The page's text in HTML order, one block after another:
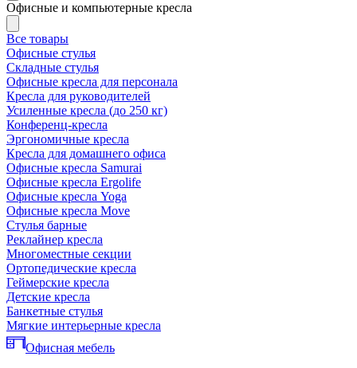
Офисные и компьютерные кресла
Все товары
Офисные стулья
Складные стулья
Офисные кресла для персонала
Кресла для руководителей
Усиленные кресла (до 250 кг)
Конференц-кресла
Эргономичные кресла
Кресла для домашнего офиса
Офисные кресла Samurai
Офисные кресла Ergolife
Офисные кресла Yoga
Офисные кресла Move
Стулья барные
Реклайнер кресла
Многоместные секции
Ортопедические кресла
Геймерские кресла
Детские кресла
Банкетные стулья
Мягкие интерьерные кресла
Офисная мебель